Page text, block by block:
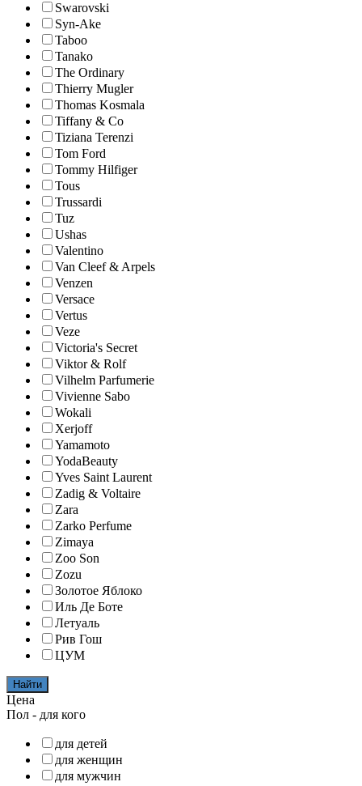
Swarovski
Syn-Ake
Taboo
Tanako
The Ordinary
Thierry Mugler
Thomas Kosmala
Tiffany & Co
Tiziana Terenzi
Tom Ford
Tommy Hilfiger
Tous
Trussardi
Tuz
Ushas
Valentino
Van Cleef & Arpels
Venzen
Versace
Vertus
Veze
Victoria's Secret
Viktor & Rolf
Vilhelm Parfumerie
Vivienne Sabo
Wokali
Xerjoff
Yamamoto
YodaBeauty
Yves Saint Laurent
Zadig & Voltaire
Zara
Zarko Perfume
Zimaya
Zoo Son
Zozu
Золотое Яблоко
Иль Де Боте
Летуаль
Рив Гош
ЦУМ
Найти
Цена
Пол - для кого
для детей
для женщин
для мужчин